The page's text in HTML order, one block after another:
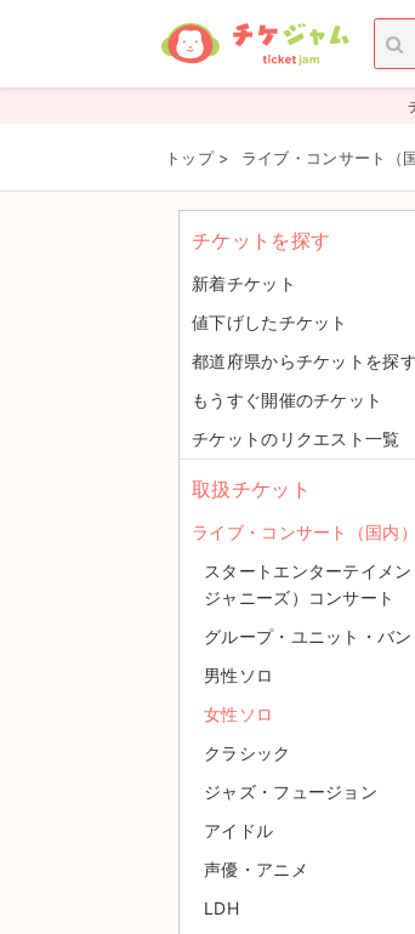
トップ > ライブ・コンサート（国
チケットを探す
新着チケット
値下げしたチケット
都道府県からチケットを探す
もうすぐ開催のチケット
チケットのリクエスト一覧
取扱チケット
ライブ・コンサート（国内）
スタートエンターテイメ
ジャニーズ）コンサート
グループ・ユニット・バン
男性ソロ
女性ソロ
クラシック
ジャズ・フュージョン
アイドル
声優・アニメ
LDH